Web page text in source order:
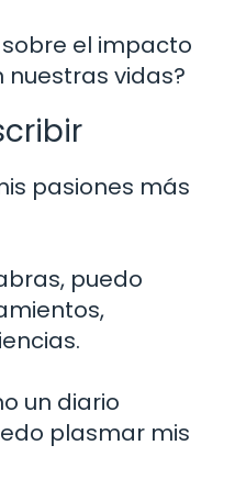
el impacto
vidas?
pasiones más
puedo
un diario
plasmar mis